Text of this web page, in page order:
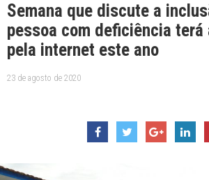
Semana que discute a
pessoa com deficiência
pela internet este ano
23 de agosto de 2020